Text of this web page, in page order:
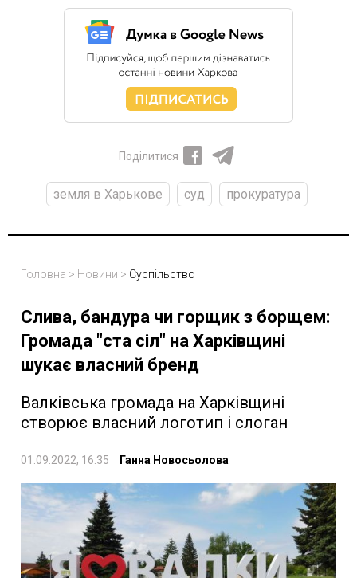
Поділитися
земля в Харькове суд прокуратура
Головна > Новини > Суспільство
Слива, бандура чи горщик з борщем:
Громада "ста сіл" на Харківщині
шукає власний бренд
Валківська громада на Харківщині
створює власний логотип і слоган
01.09.2022, 16:35 Ганна Новосьолова